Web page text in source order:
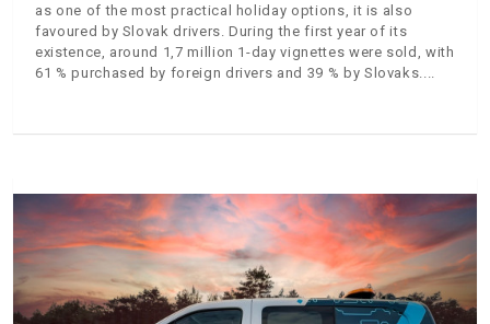
as one of the most practical holiday options, it is also
favoured by Slovak drivers. During the first year of its
existence, around 1,7 million 1-day vignettes were sold, with
61 % purchased by foreign drivers and 39 % by Slovaks.